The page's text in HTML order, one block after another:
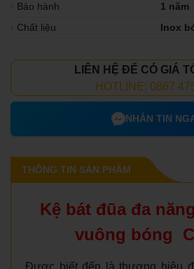
Bảo hành
1 năm
Chất liệu
Inox
LIÊN HỆ ĐỂ CÓ GIÁ
HOTLINE: 0867
NHẮN TIN
THÔNG TIN SẢN PHẨM
Kệ bát đũa đa
vuông bóng
Được biết đến là thương hiệu